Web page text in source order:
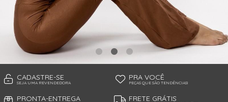
TANGA MICROFIBRA E RENDA
TANGA MODAL
TANGA VISCO
TANGAO COTTON
TANGAO MICRO E RENDA
TANGAO MICROFIBRA
TOP
CADASTRE-SE
SEJA UMA REVENDEDORA
PRA VOCÊ
PEÇAS QUE SÃO TENDÊNCIAS!
PRONTA-ENTREGA FRETE GRÁTIS